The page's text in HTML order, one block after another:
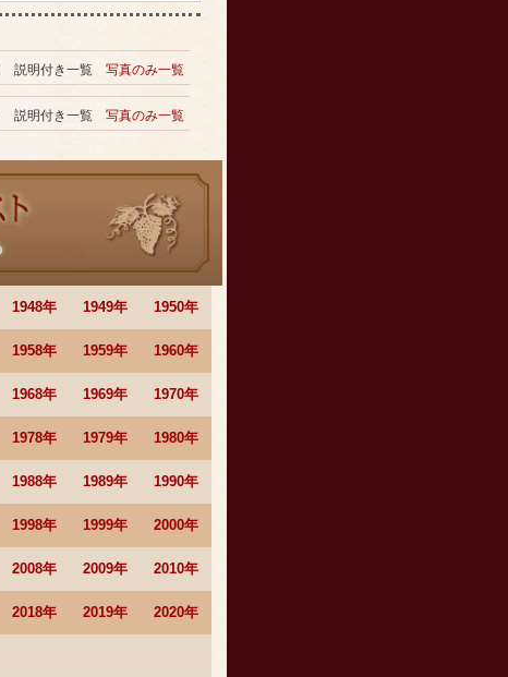
説明付き一覧 写真のみ一覧
説明付き一覧 写真のみ一覧
1948年 1949年 1950年
1958年 1959年 1960年
1968年 1969年 1970年
1978年 1979年 1980年
1988年 1989年 1990年
1998年 1999年 2000年
2008年 2009年 2010年
2018年 2019年 2020年